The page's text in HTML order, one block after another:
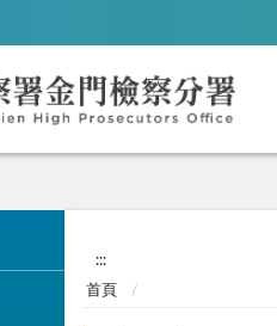
:::
首頁